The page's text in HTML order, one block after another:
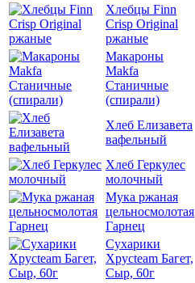
Хлебцы Finn
Crisp Original
ржаные
Макароны
Makfa
Станичные
(спирали)
Хлеб Елизавета
вафельный
Хлеб Геркулес
молочный
Мука ржаная
цельносмолотая
Гарнец
Сухарики
Хрусteam Багет,
Сыр, 60г